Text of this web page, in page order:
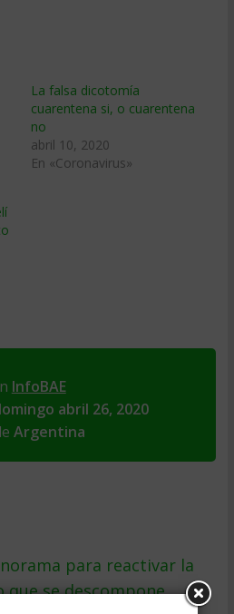
La falsa dicotomía
cuarentena si, o cuarentena
no
abril 10, 2020
En «Coronavirus»
InfoBAE
abril 26, 2020
Argentina
para reactivar la
que se descompone